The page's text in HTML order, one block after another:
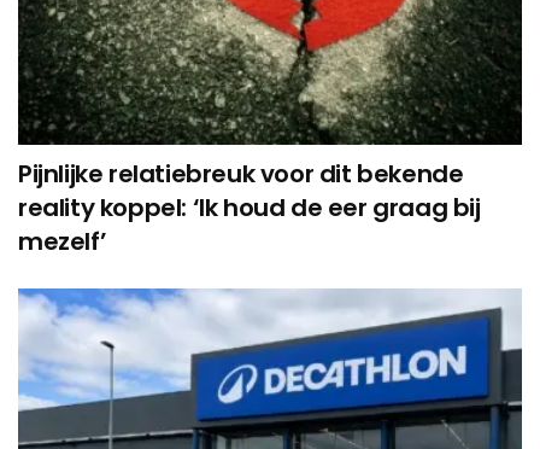
Pijnlijke relatiebreuk voor dit bekende
reality koppel: ‘Ik houd de eer graag bij
mezelf’